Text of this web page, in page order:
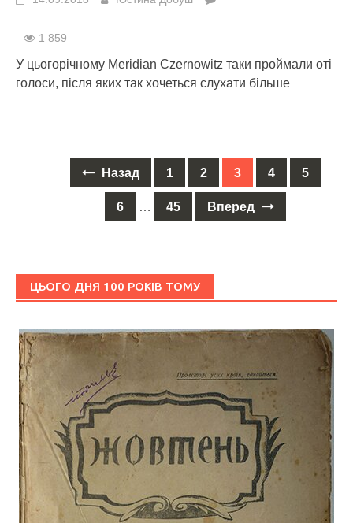
1 859
У цьогорічному Meridian Czernowitz таки проймали оті
голоси, після яких так хочеться слухати більше
Назад 1 2 3 4 5
6 … 45 Вперед
ЦЬОГО ДНЯ 100 РОКІВ ТОМУ